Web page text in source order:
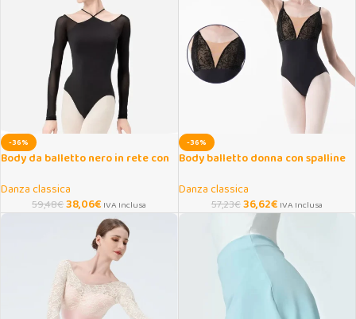
-36%
Body da balletto nero in rete con
Danza classica
59,48€38,06€ IVA Inclusa
-36%
Body balletto donna con spalline
Danza classica
57,23€36,62€ IVA Inclusa